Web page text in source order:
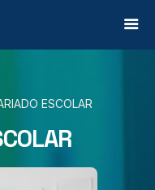
ESCOLAR